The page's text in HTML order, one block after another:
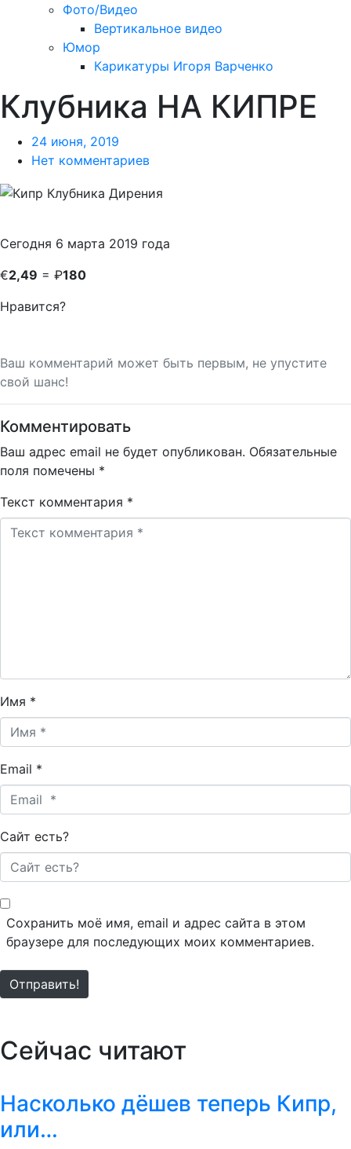
Фото/Видео
Вертикальное видео
Юмор
Карикатуры Игоря Варченко
Клубника НА КИПРЕ
24 июня, 2019
Нет комментариев
Сегодня 6 марта 2019 года
€2,49 = ₽180
Нравится?
Ваш комментарий может быть первым, не упустите
свой шанс!
Комментировать
Ваш адрес email не будет опубликован. Обязательные
поля помечены *
Текст комментария *
Имя *
Email *
Сайт есть?
Сохранить моё имя, email и адрес сайта в этом
браузере для последующих моих комментариев.
Отправить!
Сейчас читают
Насколько дёшев теперь Кипр,
или…